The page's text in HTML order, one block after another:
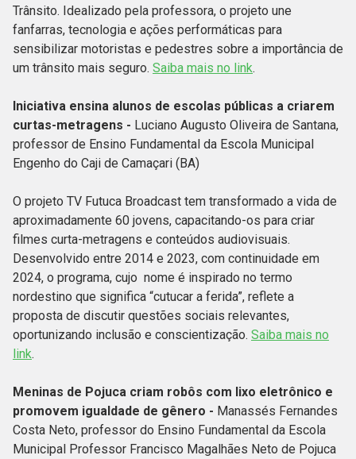
Trânsito. Idealizado pela professora, o projeto une
fanfarras, tecnologia e ações performáticas para
sensibilizar motoristas e pedestres sobre a importância de
um trânsito mais seguro. Saiba mais no link.
Iniciativa ensina alunos de escolas públicas a criarem
curtas-metragens - Luciano Augusto Oliveira de Santana,
professor de Ensino Fundamental da Escola Municipal
Engenho do Caji de Camaçari (BA)
O projeto TV Futuca Broadcast tem transformado a vida de
aproximadamente 60 jovens, capacitando-os para criar
filmes curta-metragens e conteúdos audiovisuais.
Desenvolvido entre 2014 e 2023, com continuidade em
2024, o programa, cujo nome é inspirado no termo
nordestino que significa “cutucar a ferida”, reflete a
proposta de discutir questões sociais relevantes,
oportunizando inclusão e conscientização. Saiba mais no
link.
Meninas de Pojuca criam robôs com lixo eletrônico e
promovem igualdade de gênero - Manassés Fernandes
Costa Neto, professor do Ensino Fundamental da Escola
Municipal Professor Francisco Magalhães Neto de Pojuca